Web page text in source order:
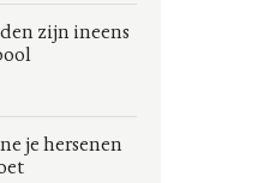
zijn ineens
je hersenen